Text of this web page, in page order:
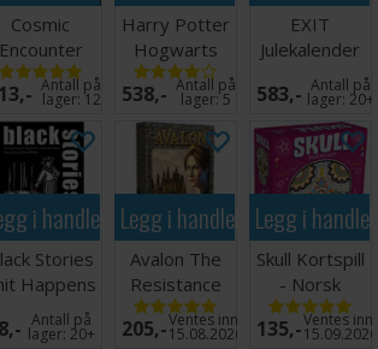
Cosmic
Encounter
42nd
Ed.
Antall på
lager: 12
Harry Potter
Hogwarts
Battle
Brettspill
538,- Antall på
lager:5
EXIT
Julekalender
Magic of
Christmas
583,- Antall på
lager:20+
i handlekurven
Stories
Happens
Kortspill
Antall på
lager:20+
Legg i handlekurven
Avalon The
Resistance
Kortspill
Norsk
205,-Ventes inn
15.08.2026
Legg i
Skull Kortspill
- Norsk
utgave
135,-Ventes inn
15.09.2026